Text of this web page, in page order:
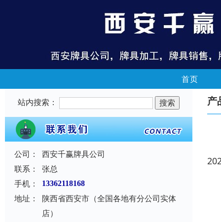
首页
站内搜索：
公司：
西安千赢牌具公司
联系：
张总
手机：
13362118168
地址：
陕西省西安市（全国各地有分公司实体
店）
产